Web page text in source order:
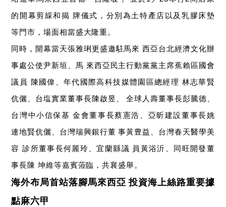
的開幕剪綵和揭 牌儀式，分別為土特產店以及乳膠床墊
等門市，場面相當盛大隆重。
同時，開幕當天張雅琍更盛邀駐馬來 西亞台北經濟文化辦
事處公使尹新垣、馬 來西亞民主行動黨黨主席蕉賴區國會
議員 陳國偉、年代國際高科技媒體園區總經理 林志華賢
伉儷、台塩實業董事長陳啟昱、
全球人壽董事長彭騰德、
台灣中小信保基 金會董事長蔡憲浩、亞昕建設董事長姚
連地賢伉儷、台灣瑞興銀行董 事黃豊益、台灣春天醫學美
容 診所董事長何麗玲、宜蘭縣議 員黃浴沂、同旺開發董
事長陳 坤維等嘉賓蒞臨，共襄盛舉。
海外布局首站落腳馬來西亞 投資海上絲路重要據
點麻六甲